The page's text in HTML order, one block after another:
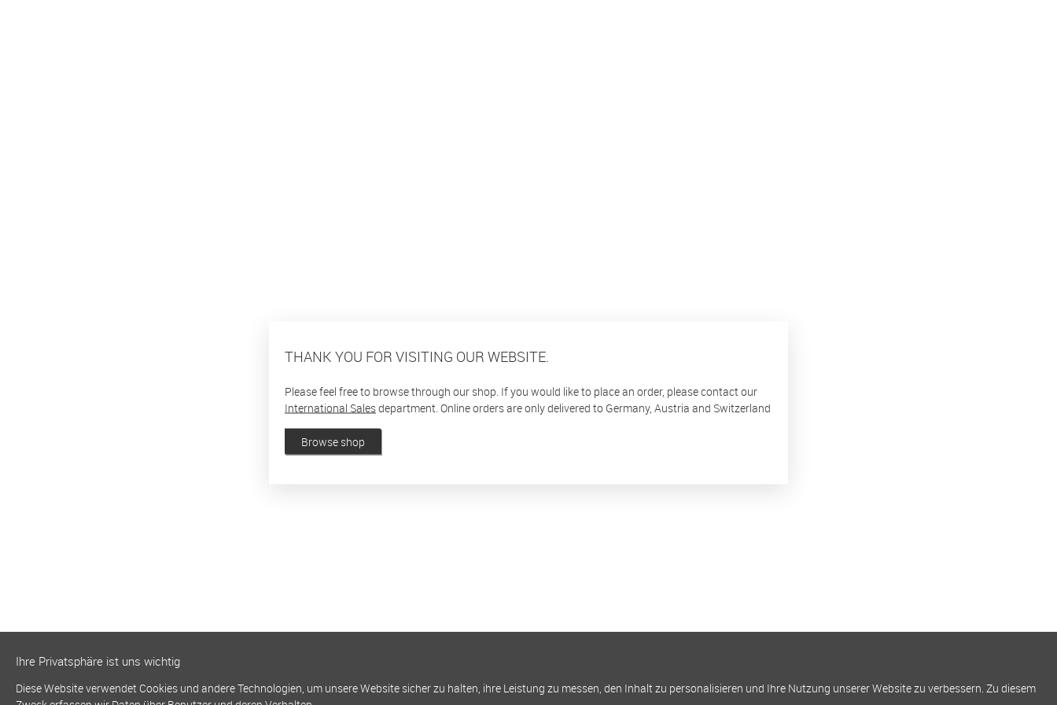
THANK YOU FOR VISITING OUR WEBSITE.
Please feel free to browse through our shop. If you would like to place an order, please contact our
International Salesdepartment. Online orders are only delivered to Germany, Austria and Switzerland
Browse shop
Ihre Privatsphäre ist uns wichtig
Diese Website verwendet Cookies und andere Technologien, um unsere Website sicher zu halten, ihre Leistung zu messen, den Inhalt zu personalisieren und Ihre Nutzung unserer Website zu verbessern. Zu diesem